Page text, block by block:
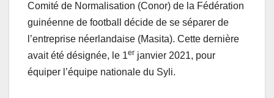
Comité de Normalisation (Conor) de la Fédération
guinéenne de football décide de se séparer de
l’entreprise néerlandaise (Masita). Cette dernière
avait été désignée, le 1er janvier 2021, pour
équiper l’équipe nationale du Syli.